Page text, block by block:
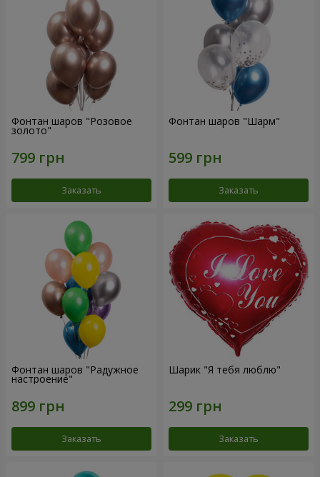
Фонтан шаров "Розовое
золото"
Заказать
Фонтан шаров "Шарм"
Заказать
Фонтан шаров "Радужное
настроение"
Заказать
Шарик "Я тебя люблю"
Заказать